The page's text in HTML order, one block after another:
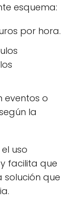
esquema:
por hora.
eventos o
la
uso
facilita que
solución que